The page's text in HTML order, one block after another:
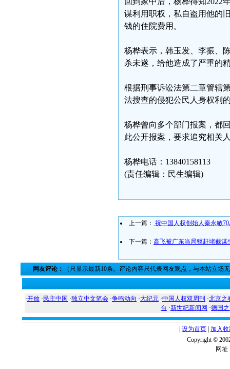
谋利用职权，私自盗用他的
钱的住院费用。
杨桦表示，韩玉发、李振、
杀未遂，给他造成了严重的
根据刑事诉讼法第二章管辖
法搜查的侵犯公民人身权利
杨桦曾向多个部门报案，都
此公开报案，要求追究相关
杨桦电话：13840158113
(责任编辑：民生编辑)
上一篇： 祝中国人权创始人秦永敏
下一篇： 高飞被广东当局驱赶堵截谋
网友评论： （只显示最新10条。评论内容只代表网友观点，与本站立场
·开放 · 民主中国 ·独立中文笔会 ·争鸣动向 ·大纪元 ·中国人权双周刊 ·北京之
台 ·新世纪新闻网 ·德国
设为首页 加入
Copyright ©
网址